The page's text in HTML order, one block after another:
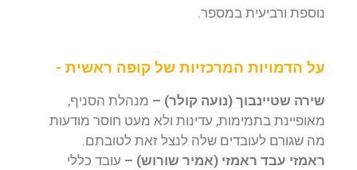
נוספת ורביעית במספר.
על הדמויות המרכזיות של קופה ראשית -
שירה שטיינבוך (נועה קולר) – מנהלת הסניף,
מאופיינת בתמימות, עדינות ולא מעט חוסר מודעות
מה שגורם לעובדים שלה לנצל זאת לטובתם.
ראמזי עבד ראמזי (אמיר שורוש) – עובד כללי